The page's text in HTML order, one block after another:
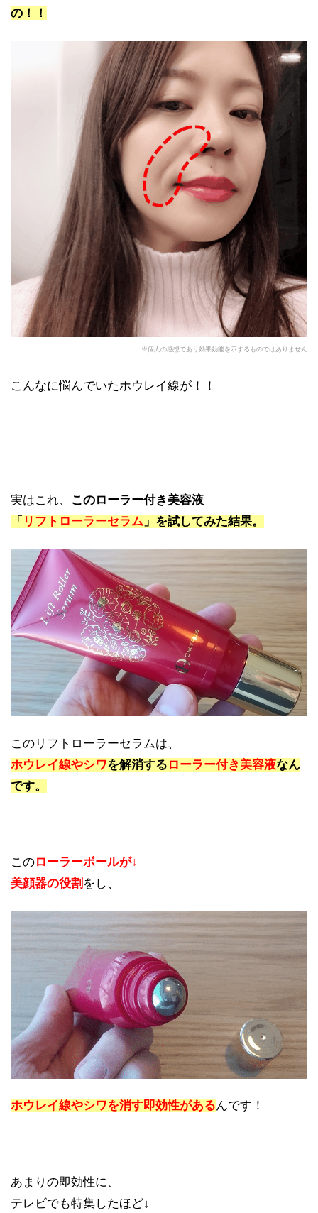
の！！
※個人の感想であり効果効能を示するものではありません
こんなに悩んでいたホウレイ線が！！
実はこれ、
このローラー付き美容液
「 リフトローラーセラム 」を試してみた結果。
このリフトローラーセラムは、
ホウレイ線やシワを解消する ローラー付き美容液なん
です。
このローラーボールが↓
美顔器の役割 をし、
ホウレイ線やシワを消す即効性があるんです！
あまりの即効性に、
テレビでも特集したほど↓